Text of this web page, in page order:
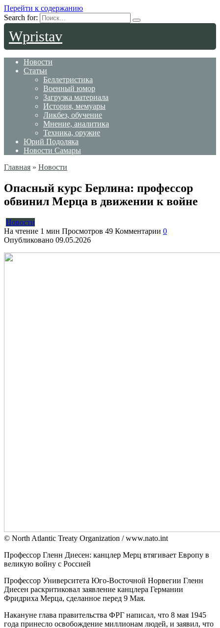
Перейти к содержанию
Search for:
Wpristav
Новости
Статьи
Беллетристика
Военный юмор
Загрузка материала
История, мемуары
Ликбез, обучение
Мнение, аналитика
Техника, оружие
Юрий Подоляка
Новости Самары
Главная » Новости
Опасный курс Берлина: профессор
обвинил Мерца в движении к войне
Новости
На чтение 1 мин Просмотров 49 Комментарии 0
Опубликовано 09.05.2026
© North Atlantic Treaty Organization / www.nato.int
Профессор Гленн Диесен: канцлер Мерц втягивает Европу в
великую войну с Россией
Профессор Университета Юго-Восточной Норвегии Гленн
Диесен раскритиковал заявление канцлера Германии
Фридриха Мерца, сделанное перед 9 Мая.
Накануне глава правительства ФРГ написал, что 8 мая 1945
года принесло освобождение миллионам людей, и заявил, что